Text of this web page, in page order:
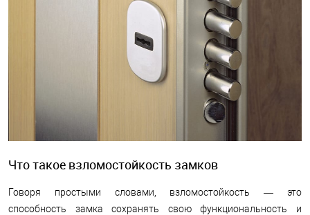
Что такое взломостойкость замков
Говоря простыми словами, взломостойкость — это
способность замка сохранять свою функциональность и